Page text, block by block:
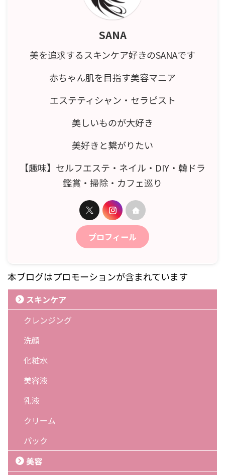
SANA
美を追求するスキンケア好きのSANAです
赤ちゃん肌を目指す美容マニア
エステティシャン・セラピスト
美しいものが大好き
美好きと繋がりたい
【趣味】セルフエステ・ネイル・DIY・韓ドラ
鑑賞・掃除・カフェ巡り
プロフィール
本ブログはプロモーションが含まれています
スキンケア
クレンジング
洗顔
化粧水
美容液
乳液
クリーム
パック
美容